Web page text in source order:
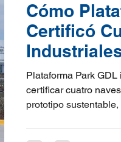
Cómo
Certificó
Volume
Plataforma Park
certificar cuatro
prototipo